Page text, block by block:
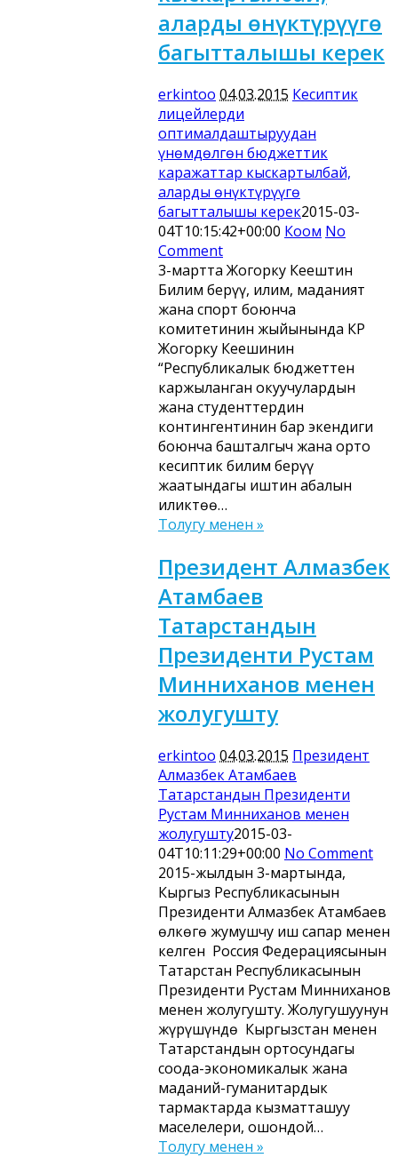
аларды өнүктүрүүгө
багытталышы керек
erkintoo 04.03.2015 Кесиптик
лицейлерди
оптималдаштыруудан
үнөмдөлгөн бюджеттик
каражаттар кыскартылбай,
аларды өнүктүрүүгө
багытталышы керек2015-03-
04T10:15:42+00:00 Коом No
Comment
3-мартта Жогорку Кеңештин
Билим берүү, илим, маданият
жана спорт боюнча
комитетинин жыйынында КР
Жогорку Кеңешинин
“Республикалык бюджеттен
каржыланган окуучулардын
жана студенттердин
контингентинин бар экендиги
боюнча башталгыч жана орто
кесиптик билим берүү
жаатындагы иштин абалын
иликтөө…
Толугу менен »
Президент Алмазбек
Атамбаев
Татарстандын
Президенти Рустам
Минниханов менен
жолугушту
erkintoo 04.03.2015 Президент
Алмазбек Атамбаев
Татарстандын Президенти
Рустам Минниханов менен
жолугушту2015-03-
04T10:11:29+00:00 No Comment
2015-жылдын 3-мартында,
Кыргыз Республикасынын
Президенти Алмазбек Атамбаев
өлкөгө жумушчу иш сапар менен
келген Россия Федерациясынын
Татарстан Республикасынын
Президенти Рустам Минниханов
менен жолугушту. Жолугушуунун
жүрүшүндө Кыргызстан менен
Татарстандын ортосундагы
соода-экономикалык жана
маданий-гуманитардык
тармактарда кызматташуу
маселелери, ошондой…
Толугу менен »